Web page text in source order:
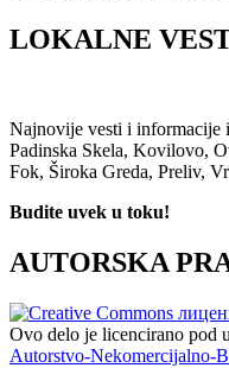
LOKALNE
Najnovije vesti i informacije
Padinska Skela, Kovilovo,
Fok, Široka Greda, Preliv,
Budite uvek u toku!
AUTORSKA
Ovo delo je licencirano pod
Autorstvo-Nekomercijalno-